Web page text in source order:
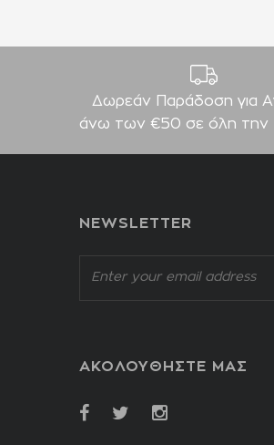
Δωρεάν Παράδοση για
άνω των €50 σε όλη την
NEWSLETTER
ΑΚΟΛΟΥΘΗΣΤΕ ΜΑΣ